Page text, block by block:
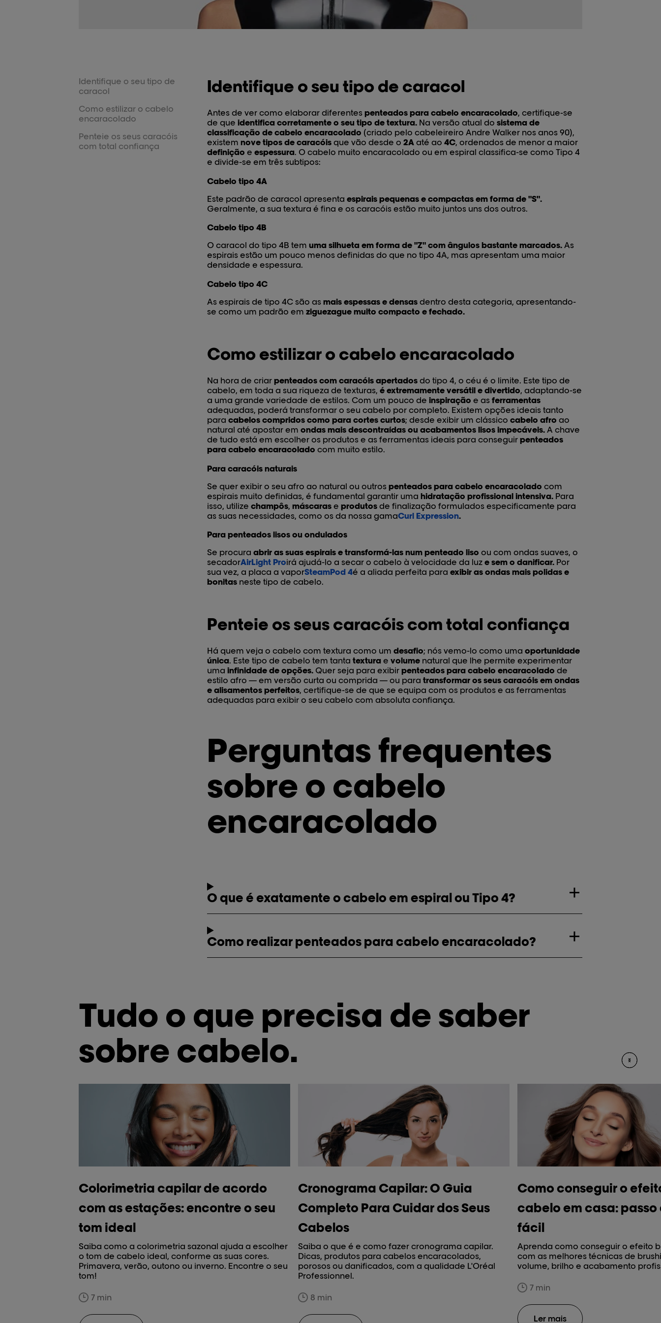
Identifique o seu tipo de
caracol
Como estilizar o cabelo
encaracolado
Penteie os seus caracóis
com total confiança
Identifique o seu tipo de caracol
Antes de ver como elaborar diferentespenteados para cabelo encaracolado, certifique-se
de queidentifica corretamente o seu tipo de textura. Na versão atual dosistema de
classificação de cabelo encaracolado (criado pelo cabeleireiro Andre Walker nos anos 90),
existemnove tipos de caracóis que vão desde o2A até ao4C, ordenados de menor a maior
definição eespessura. O cabelo muito encaracolado ou em espiral classifica-se como Tipo 4
e divide-se em três subtipos:
Cabelo tipo 4A
Este padrão de caracol apresentaespirais pequenas e compactas em forma de "S".
Geralmente, a sua textura é fina e os caracóis estão muito juntos uns dos outros.
Cabelo tipo 4B
O caracol do tipo 4B temuma silhueta em forma de "Z" com ângulos bastante marcados. As
espirais estão um pouco menos definidas do que no tipo 4A, mas apresentam uma maior
densidade e espessura.
Cabelo tipo 4C
As espirais de tipo 4C são asmais espessas e densas dentro desta categoria, apresentando-
se como um padrão emziguezague muito compacto e fechado.
Como estilizar o cabelo encaracolado
Na hora de criarpenteados com caracóis apertadosdo tipo 4, o céu é o limite. Este tipo de
cabelo, em toda a sua riqueza de texturas,é extremamente versátil e divertido, adaptando-se
a uma grande variedade de estilos. Com um pouco deinspiração e asferramentas
adequadas, poderá transformar o seu cabelo por completo. Existem opções ideais tanto
paracabelos compridos como para cortes curtos; desde exibir um clássicocabelo afro ao
natural até apostar emondas mais descontraídas ou acabamentos lisos impecáveis. A chave
de tudo está em escolher os produtos e as ferramentas ideais para conseguirpenteados
para cabelo encaracolado com muito estilo.
Para caracóis naturais
Se quer exibir o seu afro ao natural ou outrospenteados para cabelo encaracolado com
espirais muito definidas, é fundamental garantir umahidratação profissional intensiva. Para
isso, utilizechampôs,máscaras eprodutos de finalização formulados especificamente para
as suas necessidades, como os da nossa gamaCurl Expression.
Para penteados lisos ou ondulados
Se procuraabrir as suas espirais e transformá-las num penteado liso ou com ondas suaves, o
secadorAirLight Proirá ajudá-lo a secar o cabelo à velocidade da luze sem o danificar. Por
sua vez, a placa a vaporSteamPod 4é a aliada perfeita paraexibir as ondas mais polidas e
bonitas neste tipo de cabelo.
Penteie os seus caracóis com total confiança
Há quem veja o cabelo com textura como umdesafio; nós vemo-lo como umaoportunidade
única. Este tipo de cabelo tem tantatextura evolume natural que lhe permite experimentar
umainfinidade de opções. Quer seja para exibirpenteados para cabelo encaracolado de
estilo afro — em versão curta ou comprida — ou paratransformar os seus caracóis em ondas
e alisamentos perfeitos, certifique-se de que se equipa com os produtos e as ferramentas
adequadas para exibir o seu cabelo com absoluta confiança.
Perguntas frequentes
sobre o cabelo
encaracolado
O que é exatamente o cabelo em espiral ou Tipo 4?
Como realizar penteados para cabelo encaracolado?
Tudo o que precisa de saber
sobre cabelo.
Colorimetria capilar de acordo
com as estações: encontre o seu
tom ideal
Saiba como a colorimetria sazonal ajuda a escolher
o tom de cabelo ideal, conforme as suas cores.
Primavera, verão, outono ou inverno. Encontre o seu
tom!
7 min
Cronograma Capilar: O Guia
Completo Para Cuidar dos Seus
Cabelos
Saiba o que é e como fazer cronograma capilar.
Dicas, produtos para cabelos encaracolados,
porosos ou danificados, com a qualidade L'Oréal
Professionnel.
8 min
Como conseguir o
cabelo em casa: passo
fácil
Aprenda como conseguir o efeito
com as melhores técnicas de
volume, brilho e acabamento
7 min
Ler mais